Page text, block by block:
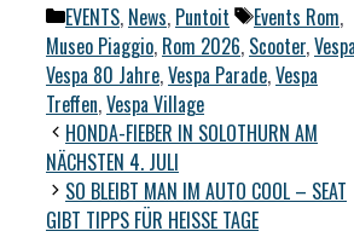
Kategorien
EVENTS, News, Puntoit Schlagwörter
Events Rom,
Museo Piaggio, Rom 2026, Scooter,Vespa
Vespa 80 Jahre,Vespa Parade,Vespa
Treffen,Vespa Village
HONDA-FIEBER IN SOLOTHURN AM
NÄCHSTEN 4. JULI
SO BLEIBT MAN IM AUTO COOL – SEAT
GIBT TIPPS FÜR HEISSE TAGE